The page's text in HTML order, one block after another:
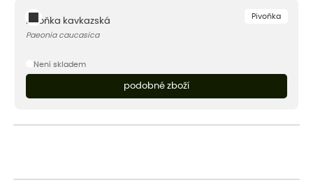
Pivoňka
Pivoňka kavkazská
Paeonia caucasica
Není skladem
podobné zboží